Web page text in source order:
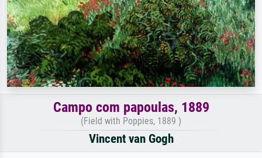
Campo com papoulas, 1889
(Field with Poppies, 1889 )
Vincent van Gogh